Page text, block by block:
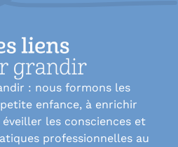
: nous formons les
enfance, à enrichir
les consciences et
professionnelles au